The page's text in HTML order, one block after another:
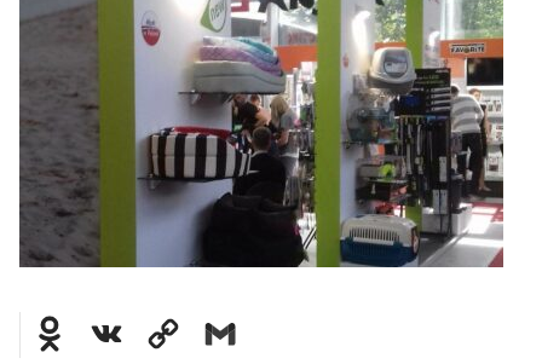
Odnoklassniki Copy
Link